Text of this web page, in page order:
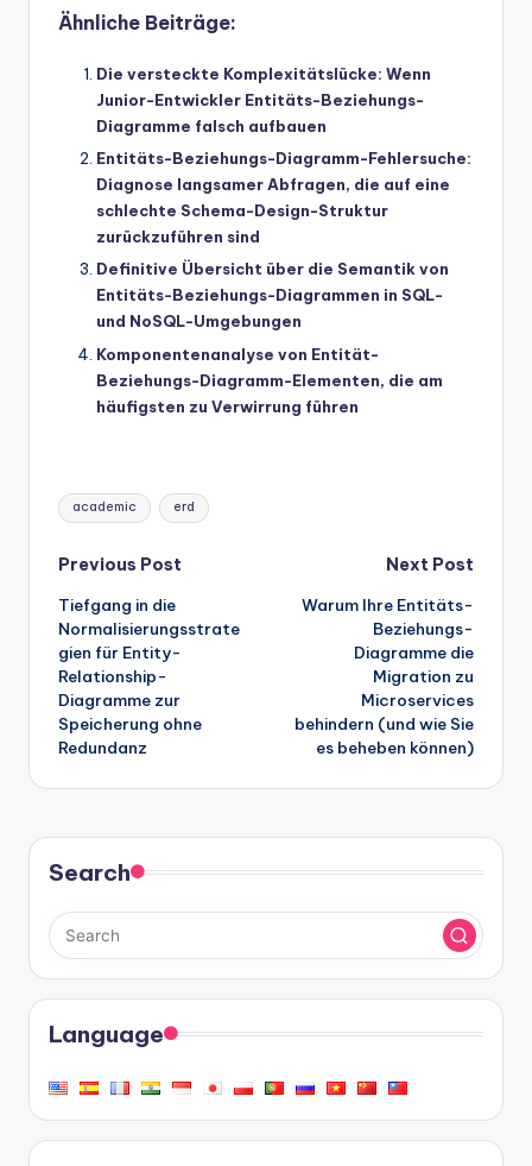
Ähnliche Beiträge:
Die versteckte Komplexitätslücke: Wenn
Junior-Entwickler Entitäts-Beziehungs-
Diagramme falsch aufbauen
Entitäts-Beziehungs-Diagramm-Fehlersuche:
Diagnose langsamer Abfragen, die auf eine
schlechte Schema-Design-Struktur
zurückzuführen sind
Definitive Übersicht über die Semantik von
Entitäts-Beziehungs-Diagrammen in SQL-
und NoSQL-Umgebungen
Komponentenanalyse von Entität-
Beziehungs-Diagramm-Elementen, die am
häufigsten zu Verwirrung führen
Tags:
academic erd
Post
navigation
Previous Post
Tiefgang in die
Normalisierungsstrate
gien für Entity-
Relationship-
Diagramme zur
Speicherung ohne
Redundanz
Next Post
Warum Ihre Entitäts-
Beziehungs-
Diagramme die
Migration zu
Microservices
behindern (und wie Sie
es beheben können)
Search
Language